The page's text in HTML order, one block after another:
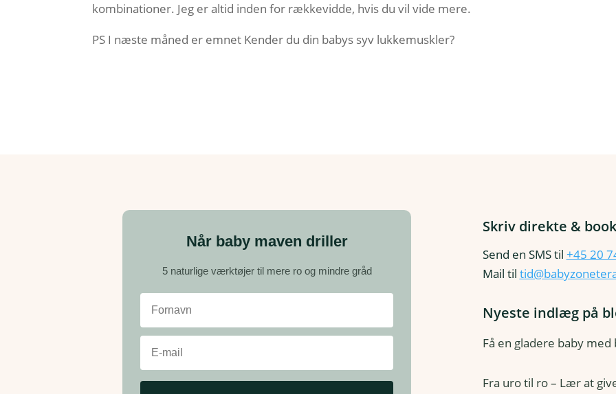
kombinationer. Jeg er altid inden for rækkevidde, hvis du vil vide mere.
PS I næste måned er emnet Kender du din babys syv lukkemuskler?
Når baby maven driller
5 naturlige værktøjer til mere ro og mindre gråd
Skriv direkte &
Send en SMS til +45 20
Mail til
Nyeste indlæg på
Få en gladere baby med
Fra uro til ro – Lær at